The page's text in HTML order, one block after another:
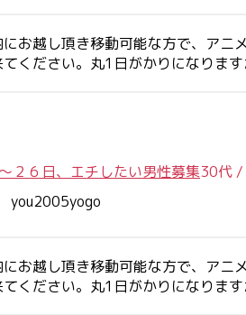
お越し頂き移動可能な方で、ア
ください。丸1日がかりになりま
２６日、エチしたい男性募集30代 /
you2005yogo
お越し頂き移動可能な方で、ア
ください。丸1日がかりになりま